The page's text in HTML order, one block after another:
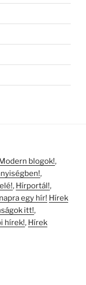
blogok!,
,
, Hírportál!,
egy hír! Hírek
itt!,
hírek!, Hírek